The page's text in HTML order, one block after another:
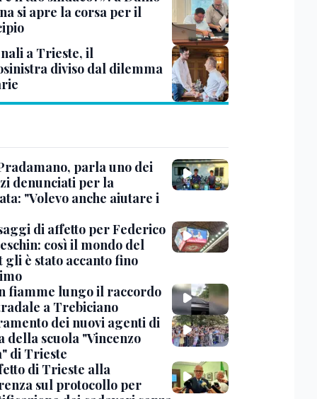
si apre la corsa per il
a Trieste, il
diviso dal dilemma
parla uno dei
denunciati per la
"Volevo anche aiutare i
di affetto per Federico
così il mondo del
gli è stato accanto fino
fiamme lungo il raccordo
a Trebiciano
dei nuovi agenti di
della scuola "Vincenzo
di Trieste
di Trieste alla
sul protocollo per